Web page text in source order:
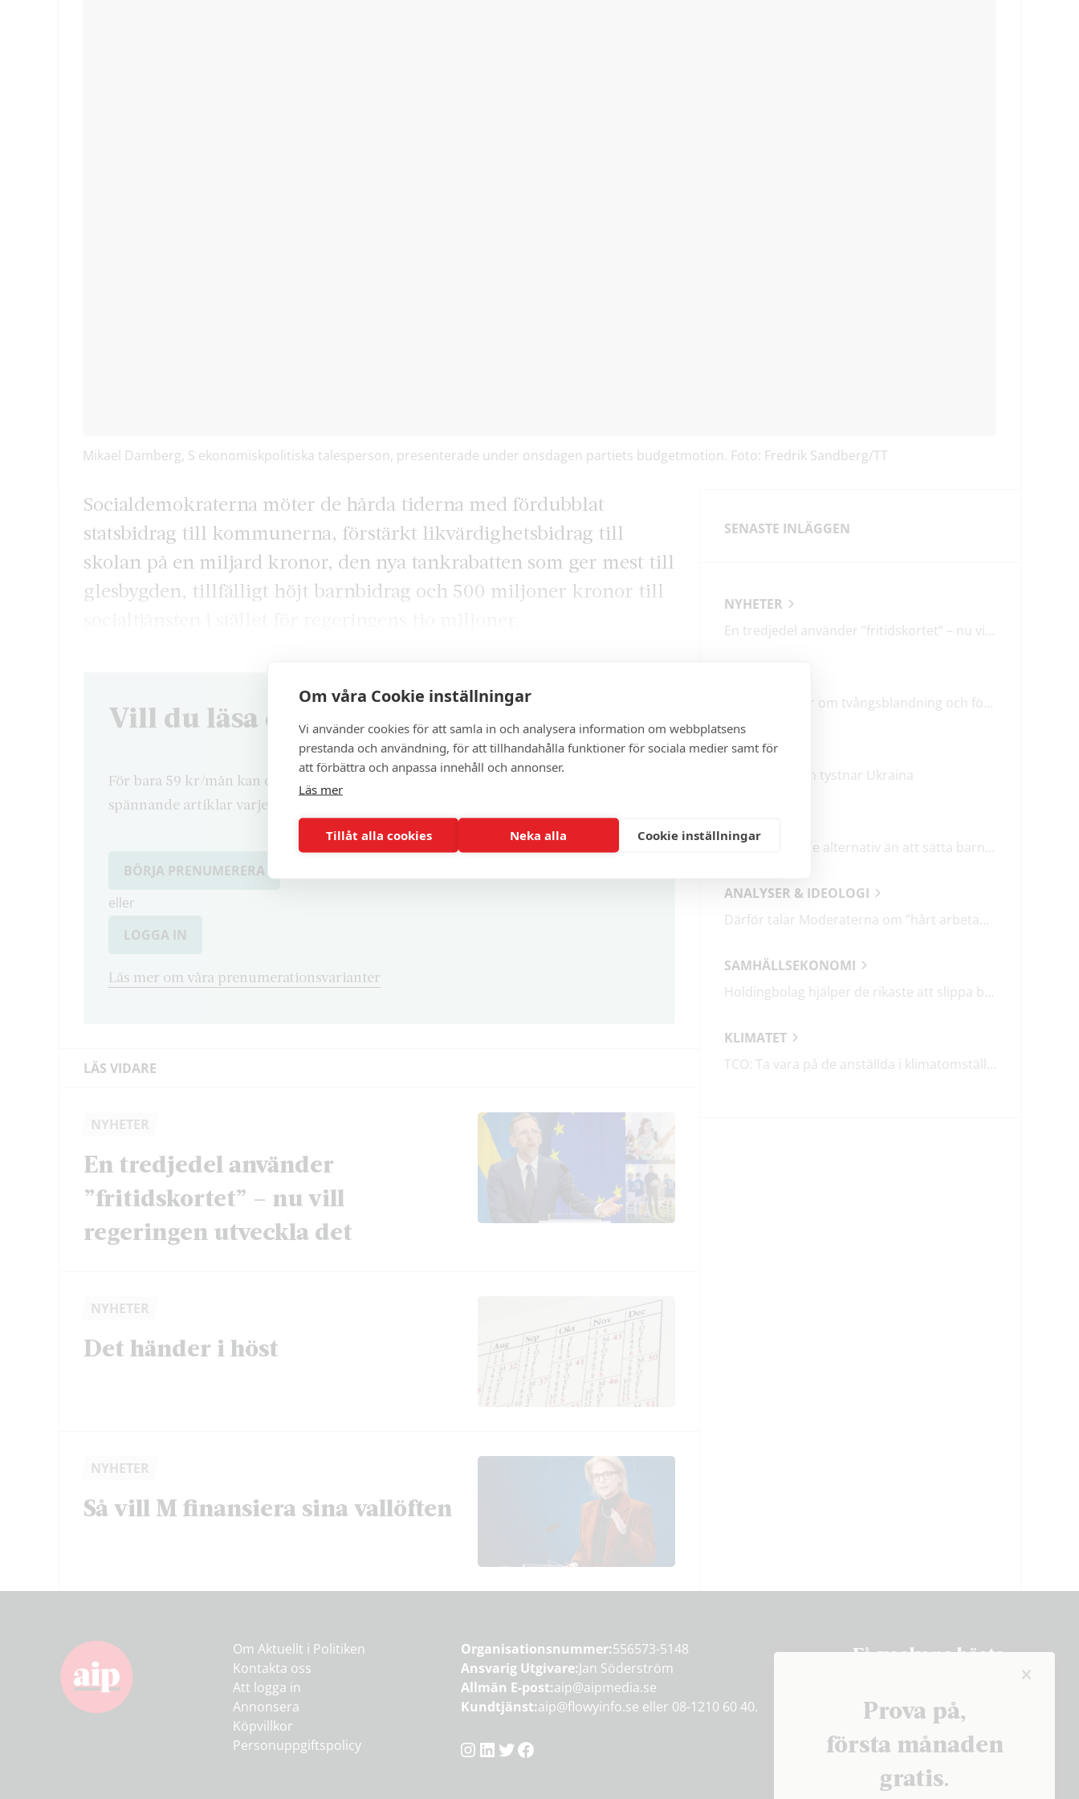
Om våra Cookie inställningar
Vi använder cookies för att samla in och analysera information om webbplatsens
prestanda och användning, för att tillhandahålla funktioner för sociala medier samt för
att förbättra och anpassa innehåll och annonser.
Läs mer
Tillåt alla cookies Neka alla Cookie inställningar
Prova på,
första månaden
gratis.
Mikael Damberg, S ekonomiskpolitiska talesperson, presenterade under onsdagen partiets budgetmotion. Foto: Fredrik Sandberg/TT
Socialdemokraterna möter de hårda tiderna med fördubblat
statsbidrag till kommunerna, förstärkt likvärdighetsbidrag till
skolan på en miljard kronor, den nya tankrabatten som ger mest till
glesbygden, tillfälligt höjt barnbidrag och 500 miljoner kronor till
Vill du läsa denna artikel?
För bara 59 kr/mån kan du läsa både denna och cirka 100 andra exklusiva och
spännande artiklar varje månad.
BÖRJA PRENUMERERA
eller
LOGGA IN
Läs mer om våra prenumerationsvarianter
LÄS VIDARE
NYHETER
En tredjedel använder
”fritidskortet” – nu vill
regeringen utveckla det
NYHETER
Det händer i höst
NYHETER
Så vill M finansiera sina vallöften
SENASTE INLÄGGEN
NYHETER
En tredjedel använder ”fritidskortet” – nu vill regeringen utveckla det
M & SD hycklar om tvångsblandning och förvärrar segregationen
KRÖNIKOR
Mitt i frukosten tystnar Ukraina
Det finns bättre alternativ än att sätta barn i fängelse
ANALYSER & IDEOLOGI
Därför talar Moderaterna om ”hårt arbetande människor”
SAMHÄLLSEKONOMI
Holdingbolag hjälper de rikaste att slippa betala miljarder i skatt
KLIMATET
TCO: Ta vara på de anställda i klimatomställningen
Om Aktuellt i Politiken
Kontakta oss
Att logga in
Annonsera
Köpvillkor
Personuppgiftspolicy
Organisationsnummer:556573-5148
Ansvarig Utgivare:Jan Söderström
Allmän E-post:aip@aipmedia.se
Kundtjänst:aip@flowyinfo.se eller 08-1210 60 40.
Instagram
LinkedIn
Twitter
Facebook
Få veckans bästa
PRENUMERERA